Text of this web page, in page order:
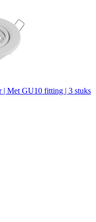
| Met GU10 fitting | 3 stuks